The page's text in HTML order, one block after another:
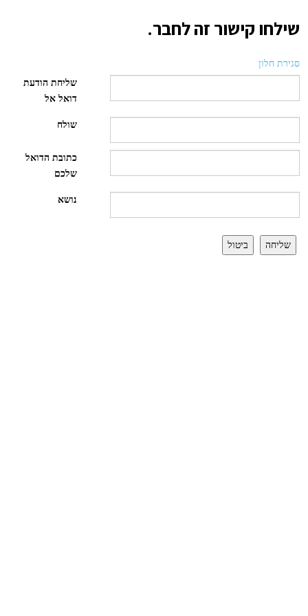
שילחו קישור זה לחבר.
סגירת חלון
שליחת הודעת
דואל אל
שולח
כתובת הדואל
שלכם
נושא
שליחה ביטול